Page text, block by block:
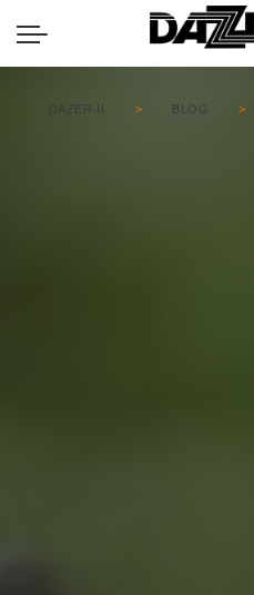
DAZER-II > BLOG >